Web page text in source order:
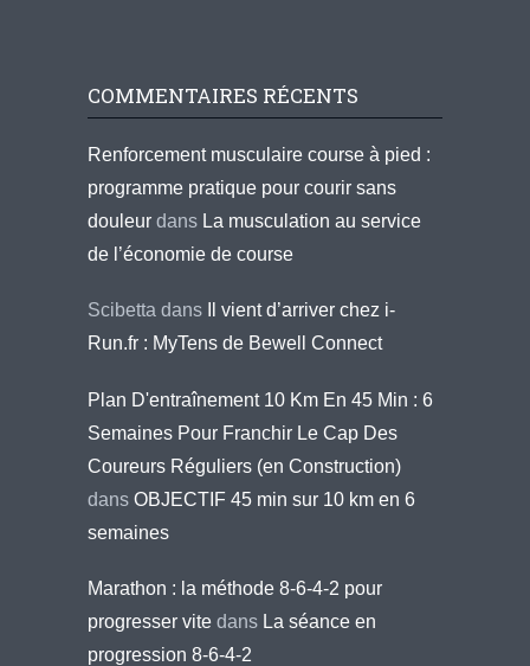
COMMENTAIRES RÉCENTS
Renforcement musculaire course à pied :
programme pratique pour courir sans
douleur dans La musculation au service
de l’économie de course
Scibetta dans
Il vient d’arriver chez i-
Run.fr : MyTens de Bewell Connect
Plan D'entraînement 10 Km En 45 Min : 6
Semaines Pour Franchir Le Cap Des
Coureurs Réguliers (en Construction)
dans OBJECTIF 45 min sur 10 km en 6
semaines
Marathon : la méthode 8-6-4-2 pour
progresser vite dans La séance en
progression 8-6-4-2